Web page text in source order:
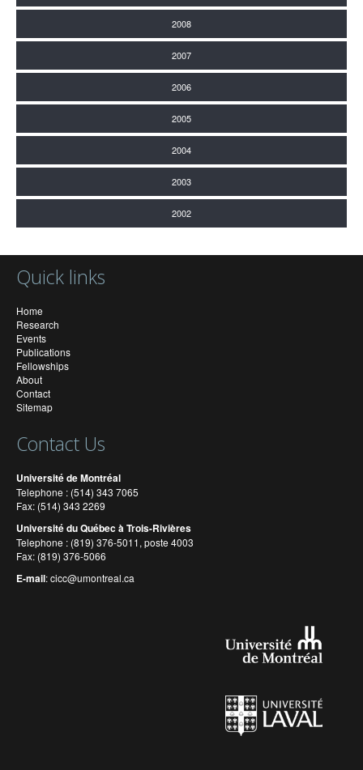
2008
2007
2006
2005
2004
2003
2002
Quick links
Home
Research
Events
Publications
Fellowships
About
Contact
Sitemap
Contact Us
Université de Montréal
Telephone : (514) 343 7065
Fax: (514) 343 2269
Université du Québec à Trois-Rivières
Telephone : (819) 376-5011, poste 4003
Fax: (819) 376-5066
E-mail:cicc@umontreal.ca